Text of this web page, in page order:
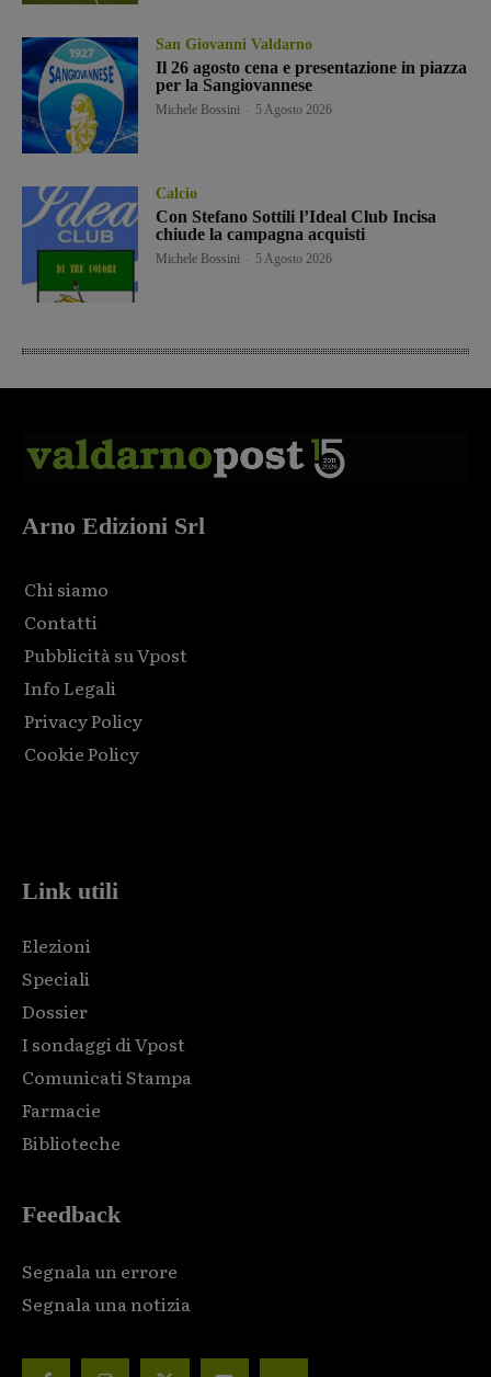
San Giovanni Valdarno
Il 26 agosto cena e presentazione in piazza
per la Sangiovannese
Michele Bossini 5 Agosto 2026
Calcio
Con Stefano Sottili l’Ideal Club Incisa
chiude la campagna acquisti
Michele Bossini 5 Agosto 2026
Arno Edizioni Srl
Chi siamo
Contatti
Pubblicità su Vpost
Info Legali
Privacy Policy
Cookie Policy
Link utili
Elezioni
Speciali
Dossier
I sondaggi di Vpost
Comunicati Stampa
Farmacie
Biblioteche
Feedback
Segnala un errore
Segnala una notizia